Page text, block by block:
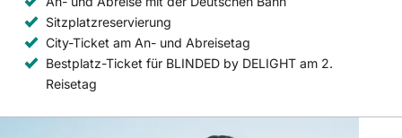
Sitzplatzreservierung
City-Ticket am An- und Abreisetag
Bestplatz-Ticket für BLINDED by DELIGHT am 2.
Reisetag